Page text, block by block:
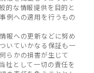
的な情報提供を目的と
例への適用を行うもの
報への更新などに努め
いていかなる保証も一
らかの損害が生じて
社として一切の責任を